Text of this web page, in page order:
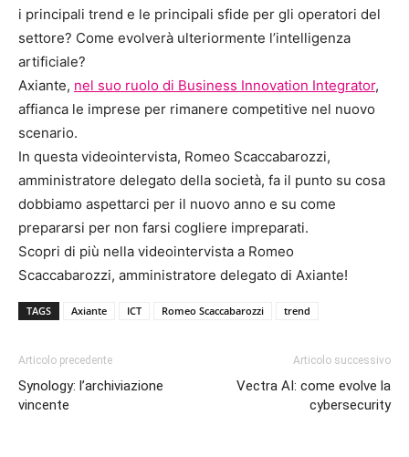
i principali trend e le principali sfide per gli operatori del
settore? Come evolverà ulteriormente l’intelligenza
artificiale?
Axiante, nel suo ruolo di Business Innovation Integrator,
affianca le imprese per rimanere competitive nel nuovo
scenario.
In questa videointervista, Romeo Scaccabarozzi,
amministratore delegato della società, fa il punto su cosa
dobbiamo aspettarci per il nuovo anno e su come
prepararsi per non farsi cogliere impreparati.
Scopri di più nella videointervista a Romeo
Scaccabarozzi, amministratore delegato di Axiante!
TAGS Axiante ICT Romeo Scaccabarozzi trend
Articolo precedente
Synology: l’archiviazione
vincente
Articolo successivo
Vectra AI: come evolve la
cybersecurity